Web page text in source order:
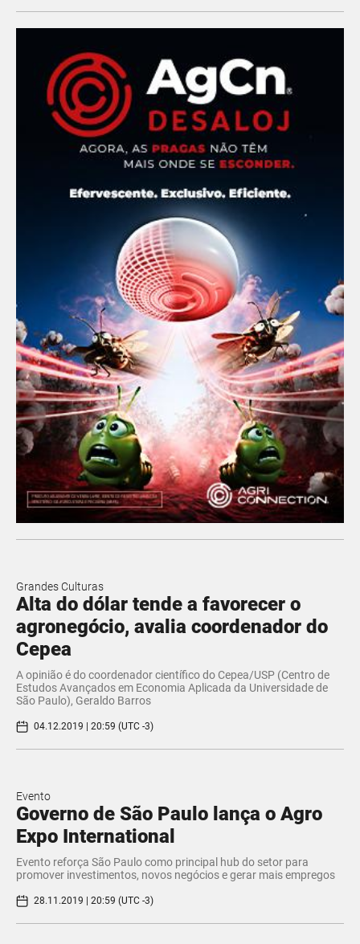
Grandes Culturas
Alta do dólar tende a favorecer o
agronegócio, avalia coordenador do
Cepea
A opinião é do coordenador científico do Cepea/USP (Centro de
Estudos Avançados em Economia Aplicada da Universidade de
São Paulo), Geraldo Barros
04.12.2019 | 20:59 (UTC -3)
Evento
Governo de São Paulo lança o Agro
Expo International
Evento reforça São Paulo como principal hub do setor para
promover investimentos, novos negócios e gerar mais empregos
28.11.2019 | 20:59 (UTC -3)